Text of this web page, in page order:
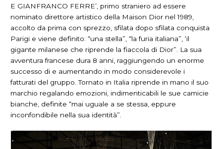
E GIANFRANCO FERRE’, primo straniero ad essere
nominato direttore artistico della Maison Dior nel 1989,
accolto da prima con sprezzo, sfilata dopo sfilata conquista
Parigi e viene definito: “una stella”, “la furia italiana”, ‘il
gigante milanese che riprende la fiaccola di Dior”. La sua
avventura francese dura 8 anni, raggiungendo un enorme
successo di e aumentando in modo considerevole i
fatturati del gruppo. Tornato in Italia riprende in mano il suo
marchio regalando emozioni, indimenticabili le sue camicie
bianche, definite “mai uguale a se stessa, eppure
inconfondibile nella sua identità”.